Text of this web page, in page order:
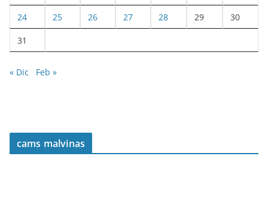
24 25 26 27 28 29 30
31
« Dic Feb »
cams malvinas